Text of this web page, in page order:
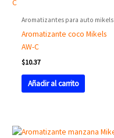
Aromatizantes para auto mikels
Aromatizante coco Mikels
AW-C
$10.37
Añadir al carrito